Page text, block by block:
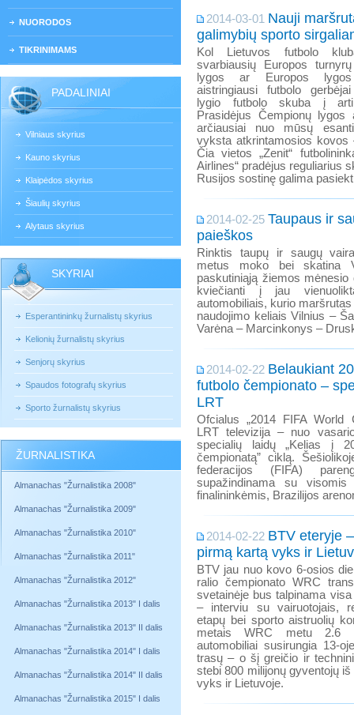
NUORODOS
TIKRINIMAMS
PADALINIAI
Vilniaus skyrius
Kauno skyrius
Klaipėdos skyrius
Šiaulių skyrius
Alytaus skyrius
SKYRIAI
Esperantininkų žurnalistų skyrius
Kelionių žurnalistų skyrius
Senjorų skyrius
Spaudos fotografų skyrius
Sporto žurnalistų skyrius
ŽURNALISTIKA
Almanachas "Žurnalistika 2008"
Almanachas "Žurnalistika 2009"
Almanachas "Žurnalistika 2010"
Almanachas "Žurnalistika 2011"
Almanachas "Žurnalistika 2012"
Almanachas "Žurnalistika 2013" I dalis
Almanachas "Žurnalistika 2013" II dalis
Almanachas "Žurnalistika 2014" I dalis
Almanachas "Žurnalistika 2014" II dalis
Almanachas "Žurnalistika 2015" I dalis
2014-03-01 Nauji
galimybių sporto
Kol Lietuvos futbolo
svarbiausių Europos
lygos ar Europos
aistringiausi futbolo
lygio futbolo skuba į
Prasidėjus Čempionų lygos
arčiausiai nuo mūsų
vyksta atkrintamosios kovos
Čia vietos „Zenit“
Airlines“ pradėjus reguliarius
Rusijos sostinę galima
2014-02-25 Taupaus ir
paieškos
Rinktis taupų ir saugų
metus moko bei skatina
paskutiniąją žiemos mėnesio
kviečianti į jau
automobiliais, kurio
naudojimo keliais Vilnius –
Varėna – Marcinkonys –
2014-02-22 Belaukiant
futbolo čempionato –
LRT
Ofcialus „2014 FIFA World
LRT televizija – nuo
specialių laidų „Kelias į
čempionatą” ciklą.
federacijos (FIFA)
supažindinama su visomis
finalininkėmis, Brazilijos
2014-02-22 BTV eteryje
pirmą kartą vyks ir
BTV jau nuo kovo 6-osios
ralio čempionato WRC
svetainėje bus talpinama
– interviu su vairuotojais,
etapų bei sporto aistruolių
metais WRC metu 2.6
automobiliai susirungia 13-
trasų – o šį greičio ir
stebi 800 milijonų gyventojų
vyks ir Lietuvoje.